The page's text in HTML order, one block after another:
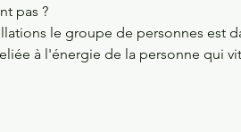
pas ?
le groupe de personnes est
à l'énergie de la personne qui